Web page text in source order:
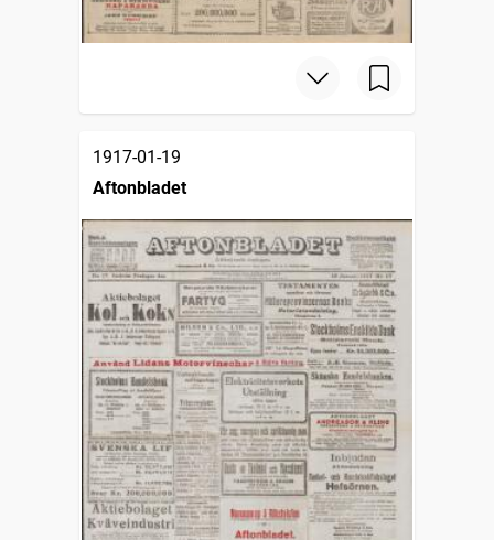
1917-01-19
Aftonbladet